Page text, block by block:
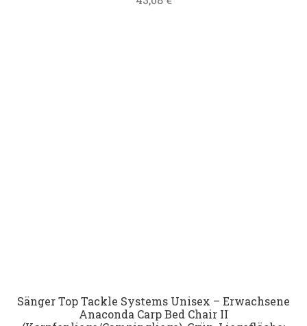
Sänger Top Tackle Systems Unisex – Erwachsene
Anaconda Carp Bed Chair II